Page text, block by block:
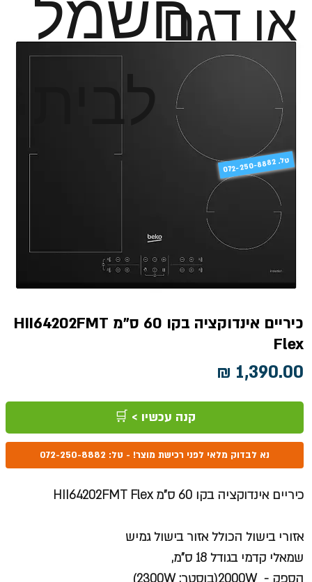
או דגם
לבית
כיריים אינדוקציה בקו 60 ס"מ HII64202FMT
Flex
קנה עכשיו > 🛒
נא לבדוק מלאי לפני רכישת מוצר! - טל: 072-250-8882
כיריים אינדוקציה בקו 60 ס"מ HII64202FMT Flex
אזורי בישול הכולל אזור בישול גמיש
שמאלי קדמי בגודל 18 ס"מ,
072-250-8882 .טל